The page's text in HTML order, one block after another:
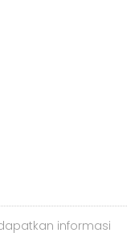
informasi